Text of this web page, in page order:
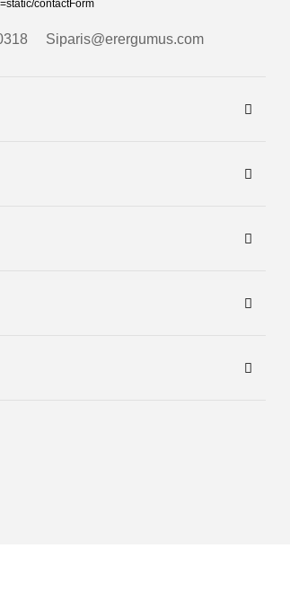
contactForm
Siparis@erergumus.com